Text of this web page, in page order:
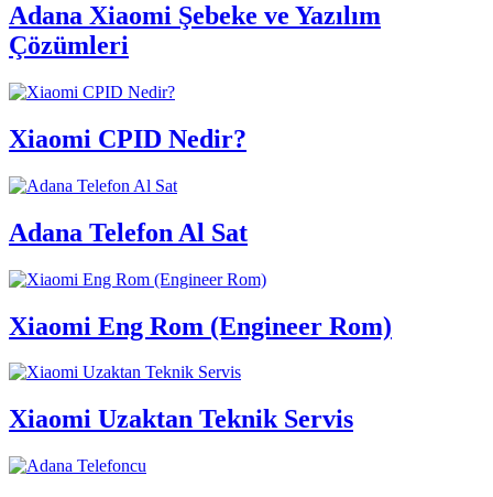
Adana Xiaomi Şebeke ve Yazılım
Çözümleri
Xiaomi CPID Nedir?
Adana Telefon Al Sat
Xiaomi Eng Rom (Engineer Rom)
Xiaomi Uzaktan Teknik Servis